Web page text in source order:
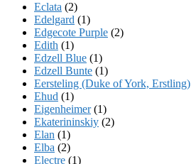
Eclata (2)
Edelgard (1)
Edgecote Purple (2)
Edith (1)
Edzell Blue (1)
Edzell Bunte (1)
Eersteling (Duke of York, Erstling)
Ehud (1)
Eigenheimer(1)
Ekaterininskiy (2)
Elan (1)
Elba (2)
Electre (1)